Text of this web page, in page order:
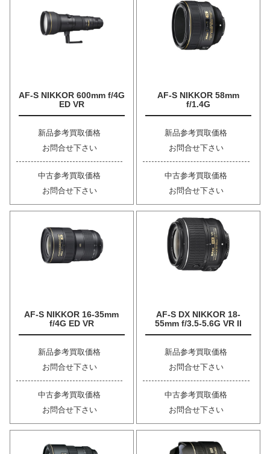
AF-S NIKKOR 600mm f/4G
ED VR
新品参考買取価格
お問合せ下さい
中古参考買取価格
お問合せ下さい
AF-S NIKKOR 58mm
f/1.4G
新品参考買取価格
お問合せ下さい
中古参考買取価格
お問合せ下さい
AF-S NIKKOR 16-35mm
f/4G ED VR
新品参考買取価格
お問合せ下さい
中古参考買取価格
お問合せ下さい
AF-S DX NIKKOR 18-
55mm f/3.5-5.6G VR II
新品参考買取価格
お問合せ下さい
中古参考買取価格
お問合せ下さい